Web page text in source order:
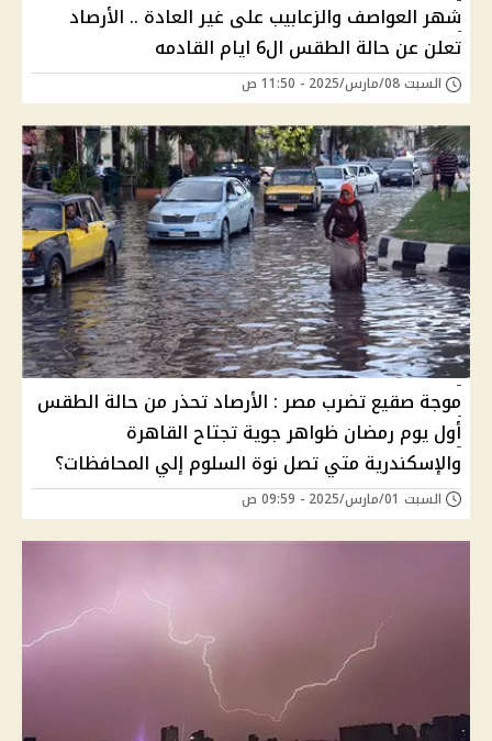
شهر العواصف والزعابيب على غير العادة .. الأرصاد
تعلن عن حالة الطقس ال6 ايام القادمه
السبت 08/مارس/2025 - 11:50 ص
موجة صقيع تضرب مصر : الأرصاد تحذر من حالة الطقس
أول يوم رمضان ظواهر جوية تجتاح القاهرة
والإسكندرية متي تصل نوة السلوم إلي المحافظات؟
السبت 01/مارس/2025 - 09:59 ص